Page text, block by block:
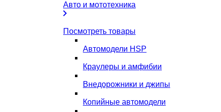
Авто и мототехника
Посмотреть товары
Автомодели HSP
Краулеры и амфибии
Внедорожники и джипы
Копийные автомодели